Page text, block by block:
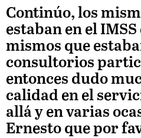
Continúo, los
estaban en el
mismos que
consultorios
entonces dudo
calidad en el
allá y en varias
Ernesto que por